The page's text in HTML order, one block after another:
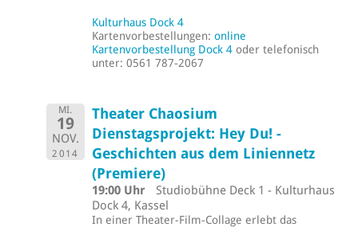
Kulturhaus Dock 4
Kartenvorbestellungen:online
Kartenvorbestellung Dock 4 oder telefonisch
unter: 0561 787-2067
MI.
19
NOV.
2014
Theater Chaosium
Dienstagsprojekt: Hey Du! -
Geschichten aus dem Liniennetz
(Premiere)
19:00 Uhr
Studiobühne Deck 1 - Kulturhaus
Dock 4, Kassel
In einer Theater-Film-Collage erlebt das